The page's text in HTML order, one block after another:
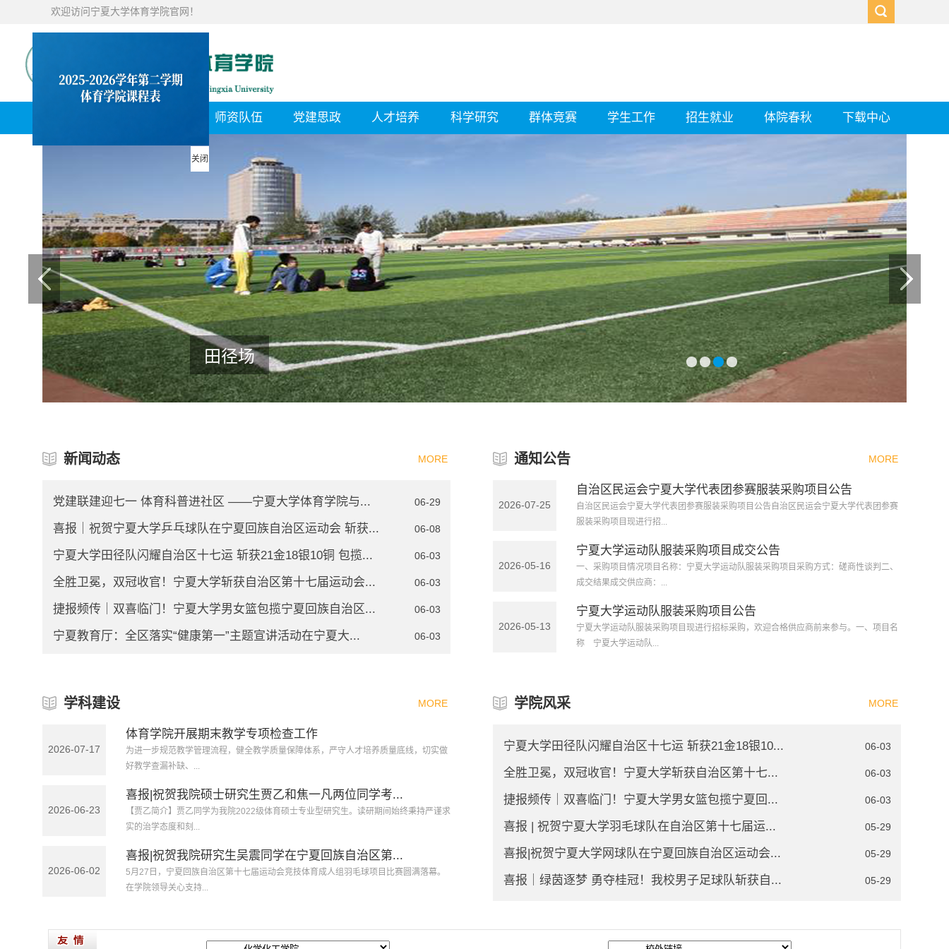
关闭
欢迎访问宁夏大学体育学院官网！
师资队伍 党建思政 人才培养 科学研究 群体竞赛 学生工作 招生就业 体院春秋 下载中心
田径场
新闻动态 MORE
06-29
党建联建迎七一 体育科普进社区 ——宁夏大学体育学院与...
06-08
喜报｜祝贺宁夏大学乒乓球队在宁夏回族自治区运动会 斩获...
06-03
宁夏大学田径队闪耀自治区十七运 斩获21金18银10铜 包揽...
06-03
全胜卫冕，双冠收官！宁夏大学斩获自治区第十七届运动会...
06-03
捷报频传｜双喜临门！宁夏大学男女篮包揽宁夏回族自治区...
06-03
宁夏教育厅：全区落实“健康第一”主题宣讲活动在宁夏大...
通知公告 MORE
2026-07-25
自治区民运会宁夏大学代表团参赛服装采购项目公告
自治区民运会宁夏大学代表团参赛服装采购项目公告自治区民运会宁夏大学代表团参赛
服装采购项目现进行招...
2026-05-16
宁夏大学运动队服装采购项目成交公告
一、采购项目情况项目名称：宁夏大学运动队服装采购项目采购方式：磋商性谈判二、
成交结果成交供应商：...
2026-05-13
宁夏大学运动队服装采购项目公告
宁夏大学运动队服装采购项目现进行招标采购，欢迎合格供应商前来参与。一、项目名
称 宁夏大学运动队...
学科建设 MORE
2026-07-17
体育学院开展期末教学专项检查工作
为进一步规范教学管理流程，健全教学质量保障体系，严守人才培养质量底线，切实做
好教学查漏补缺、...
2026-06-23
喜报|祝贺我院硕士研究生贾乙和焦一凡两位同学考...
【贾乙简介】贾乙同学为我院2022级体育硕士专业型研究生。读研期间始终秉持严谨求
实的治学态度和刻...
2026-06-02
喜报|祝贺我院研究生吴震同学在宁夏回族自治区第...
5月27日，宁夏回族自治区第十七届运动会竞技体育成人组羽毛球项目比赛圆满落幕。
在学院领导关心支持...
学院风采 MORE
06-03
宁夏大学田径队闪耀自治区十七运 斩获21金18银10...
06-03
全胜卫冕，双冠收官！宁夏大学斩获自治区第十七...
06-03
捷报频传｜双喜临门！宁夏大学男女篮包揽宁夏回...
05-29
喜报 | 祝贺宁夏大学羽毛球队在自治区第十七届运...
05-29
喜报|祝贺宁夏大学网球队在宁夏回族自治区运动会...
05-29
喜报｜绿茵逐梦 勇夺桂冠！我校男子足球队斩获自...